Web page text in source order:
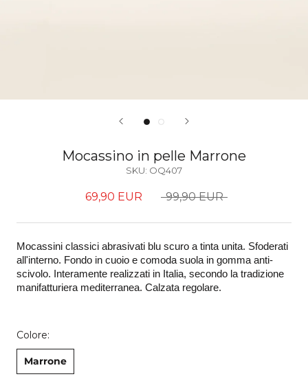
Mocassino in pelle Marrone
SKU: OQ407
69,90 EUR 99,90 EUR
Mocassini classici abrasivati blu scuro a tinta unita. Sfoderati
all'interno. Fondo in cuoio e comoda suola in gomma anti-
scivolo. Interamente realizzati in Italia, secondo la tradizione
manifatturiera mediterranea. Calzata regolare.
Colore:
Marrone